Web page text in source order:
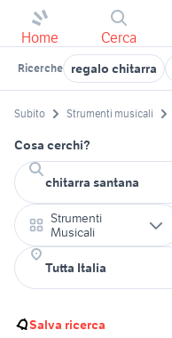
Home Cerca
Ricerche regalo chitarra
Subito Strumenti musicali
Cosa cerchi?
Strumenti
Musicali
Salva ricerca